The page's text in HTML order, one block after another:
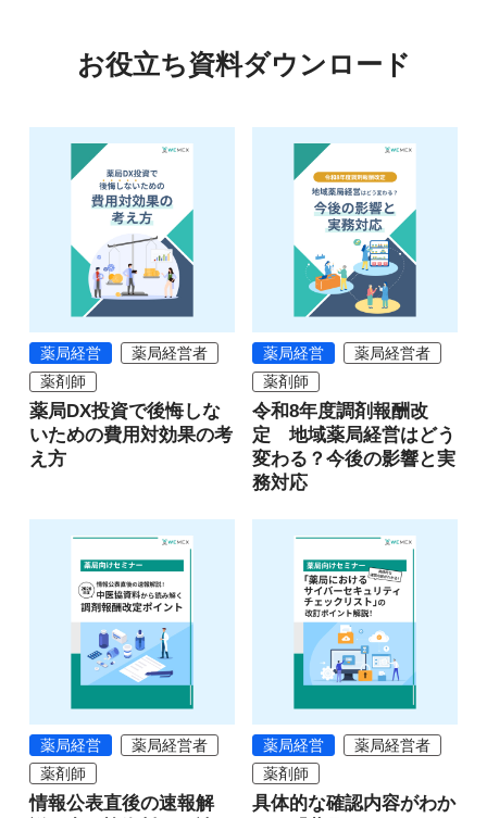
お役立ち資料ダウンロード
薬局経営
薬局経営者
薬剤師
薬局DX投資で後悔しな
いための費用対効果の考
え方
薬局経営
薬局経営者
薬剤師
令和8年度調剤報酬改
定 地域薬局経営はどう
変わる？今後の影響と実
務対応
薬局経営
薬局経営者
薬剤師
情報公表直後の速報解
薬局経営
薬局経営者
薬剤師
具体的な確認内容がわか